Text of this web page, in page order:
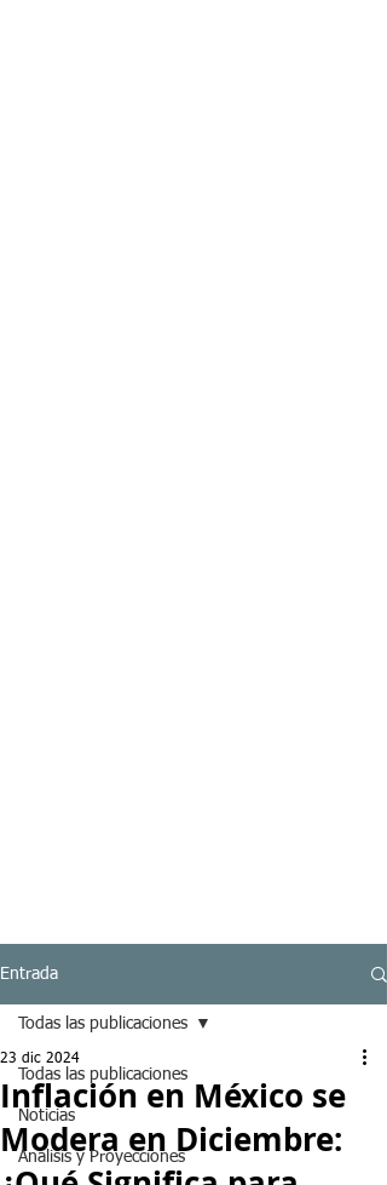
Entrada
Todas las publicaciones
Noticias
Analisis y Proyecciones
Todas las publicaciones
Inflación en México se
Modera en Diciembre:
23 dic 2024